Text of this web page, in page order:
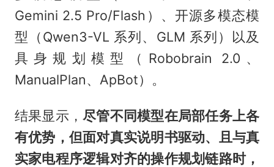
Gemini 2.5 Pro/Flash）、开源多模态模
型（Qwen3-VL 系列、GLM 系列）以及
具身规划模型（Robobrain 2.0、
ManualPlan、ApBot）。
结果显示，尽管不同模型在局部任务上各
有优势，但面对真实说明书驱动、且与真
实家电程序逻辑对齐的操作规划链路时，